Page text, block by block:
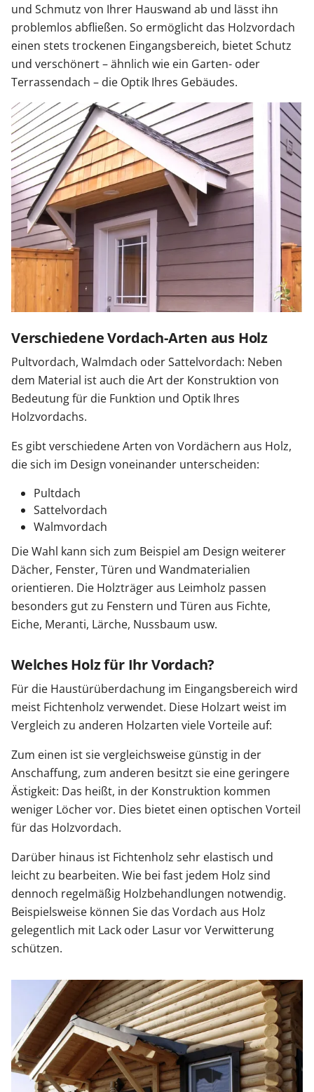
und Schmutz von Ihrer Hauswand ab und lässt ihn
problemlos abfließen. So ermöglicht das Holzvordach
einen stets trockenen Eingangsbereich, bietet Schutz
und verschönert – ähnlich wie ein Garten- oder
Terrassendach – die Optik Ihres Gebäudes.
Verschiedene Vordach-Arten aus Holz
Pultvordach, Walmdach oder Sattelvordach: Neben
dem Material ist auch die Art der Konstruktion von
Bedeutung für die Funktion und Optik Ihres
Holzvordachs.
Es gibt verschiedene Arten von Vordächern aus Holz,
die sich im Design voneinander unterscheiden:
Pultdach
Sattelvordach
Walmvordach
Die Wahl kann sich zum Beispiel am Design weiterer
Dächer, Fenster, Türen und Wandmaterialien
orientieren. Die Holzträger aus Leimholz passen
besonders gut zu Fenstern und Türen aus Fichte,
Eiche, Meranti, Lärche, Nussbaum usw.
Welches Holz für Ihr Vordach?
Für die Haustürüberdachung im Eingangsbereich wird
meist Fichtenholz verwendet. Diese Holzart weist im
Vergleich zu anderen Holzarten viele Vorteile auf:
Zum einen ist sie vergleichsweise günstig in der
Anschaffung, zum anderen besitzt sie eine geringere
Ästigkeit: Das heißt, in der Konstruktion kommen
weniger Löcher vor. Dies bietet einen optischen Vorteil
für das Holzvordach.
Darüber hinaus ist Fichtenholz sehr elastisch und
leicht zu bearbeiten. Wie bei fast jedem Holz sind
dennoch regelmäßig Holzbehandlungen notwendig.
Beispielsweise können Sie das Vordach aus Holz
gelegentlich mit Lack oder Lasur vor Verwitterung
schützen.